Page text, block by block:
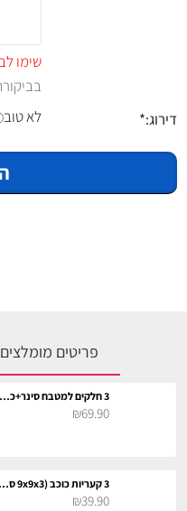
שימו
דירוג:
לא טוב
פריטים
3 חלקים למטבח סינר+כפפה+תחתית לסיר
₪69.90
3 קעריות כוכב (9x9x3 ס"מ)
₪39.90